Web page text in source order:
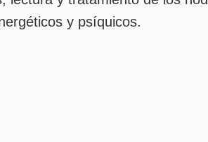
y psíquicos.